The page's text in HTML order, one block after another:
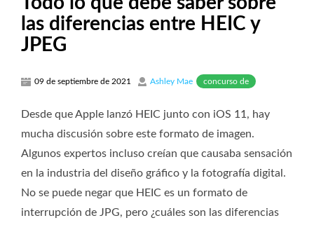
las diferencias entre HEIC y
JPEG
09 de septiembre de 2021 Ashley Mae concurso de
Desde que Apple lanzó HEIC junto con iOS 11, hay
mucha discusión sobre este formato de imagen.
Algunos expertos incluso creían que causaba sensación
en la industria del diseño gráfico y la fotografía digital.
No se puede negar que HEIC es un formato de
interrupción de JPG, pero ¿cuáles son las diferencias